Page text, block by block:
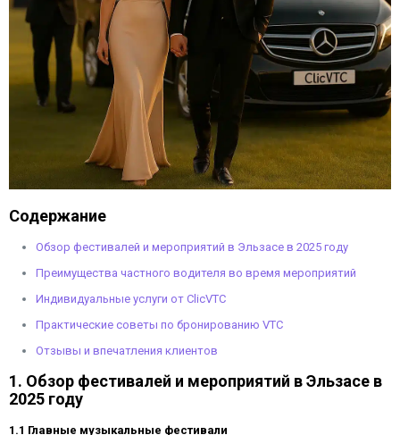
Содержание
Обзор фестивалей и мероприятий в Эльзасе в 2025 году
Преимущества частного водителя во время мероприятий
Индивидуальные услуги от ClicVTC
Практические советы по бронированию VTC
Отзывы и впечатления клиентов
1. Обзор фестивалей и мероприятий в Эльзасе в
2025 году
1.1 Главные музыкальные фестивали